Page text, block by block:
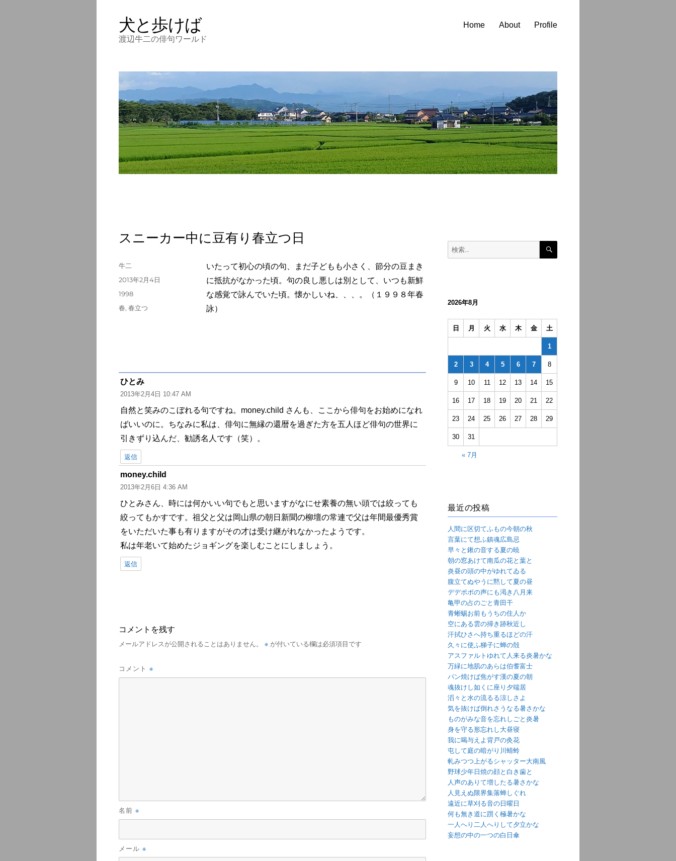
犬と歩けば
渡辺牛二の俳句ワールド
Home About Profile
スニーカー中に豆有り春立つ日
いたって初心の頃の句、まだ子どもも小さく、節分の豆まき
に抵抗がなかった頃。句の良し悪しは別として、いつも新鮮
な感覚で詠んでいた頃。懐かしいね、、、。（１９９８年春
詠）
投
牛二
投
2013年2月4日
カ
テ
1998
タ
春, 春立つ
ひとみよ
り:
2013年2月4日 10:47 AM
自然と笑みのこぼれる句ですね。money.child さんも、ここから俳句をお始めになれ
ばいいのに。ちなみに私は、俳句に無縁の還暦を過ぎた方を五人ほど俳句の世界に
引きずり込んだ、勧誘名人です（笑）。
返信
money.child
り:
2013年2月6日 4:36 AM
ひとみさん、時には何かいい句でもと思いますがなにせ素養の無い頭では絞っても
絞ってもかすです。祖父と父は岡山県の朝日新聞の柳壇の常連で父は年間最優秀賞
をいただいた事も有りますがその才は受け継がれなかったようです。
私は年老いて始めたジョギングを楽しむことにしましょう。
返信
コメントを残す
メールアドレスが公開されることはありません。 ※が付いている欄は必須項目です
コメント ※
名前 ※
メール ※
検
検
2026年8月
日 月 火 水 木 金 土
1
2 3 4 5 6 7 8
9 10 11 12 13 14 15
16 17 18 19 20 21 22
23 24 25 26 27 28 29
30 31
« 7月
最近の投稿
人間に区切てふもの今朝の秋
言葉にて想ふ鎮魂広島忌
早々と鍬の音する夏の暁
朝の窓あけて南瓜の花と葉と
炎昼の頭の中がゆれてゐる
腹立てぬやうに黙して夏の昼
デデポポの声にも渇き八月来
亀甲の占のごと青田干
青蜥蜴お前もうちの住人か
空にある雲の掃き跡秋近し
汗拭ひさへ持ち重るほどの汗
久々に使ふ梯子に蝉の殻
アスファルトゆれて人来る炎暑かな
万緑に地肌のあらは伯耆富士
パン焼けば焦がす漢の夏の朝
魂抜けし如くに座り夕端居
滔々と水の流るる涼しさよ
気を抜けば倒れさうなる暑さかな
ものがみな音を忘れしごと炎暑
身を守る形忘れし大昼寝
我に喝与えよ背戸の灸花
屯して庭の暗がり川蜻蛉
軋みつつ上がるシャッター大南風
野球少年日焼の顔と白き歯と
人声のありて増したる暑さかな
人見えぬ限界集落蝉しぐれ
遠近に草刈る音の日曜日
何も無き道に躓く極暑かな
一人へり二人へりして夕立かな
妄想の中の一つの白日傘